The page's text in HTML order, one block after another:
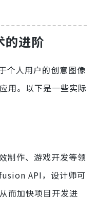
的进阶
人用户的创意图像
用。以下是一些实际
制作、游戏开发等领
API，设计师可
而加快项目开发进